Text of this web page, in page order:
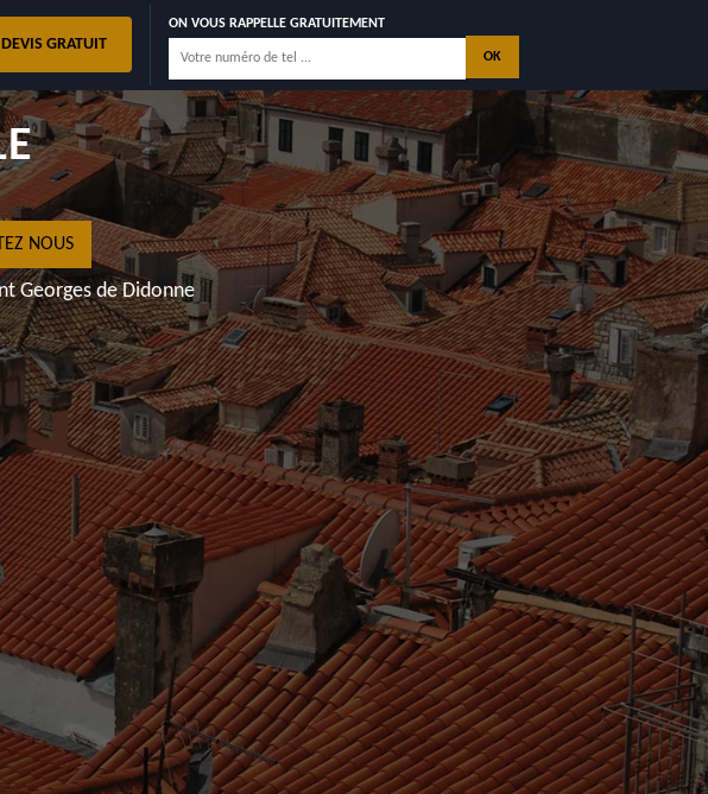
DEVIS GRATUIT
ON VOUS RAPPELLE GRATUITEMENT
AVEC GARANTIE
DÉCÉNNALE
NOS REALISATIONS CONTACTEZ NOUS
Royan, Saintes, La Palmyre, Les Mathes, Saint Georges de Didonne